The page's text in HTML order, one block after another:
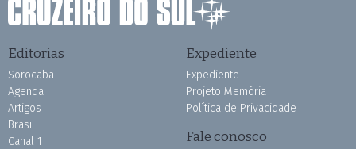
Editorias
Sorocaba
Agenda
Artigos
Brasil
Canal 1
Expediente
Expediente
Projeto Memória
Política de Privacidade
Fale conosco